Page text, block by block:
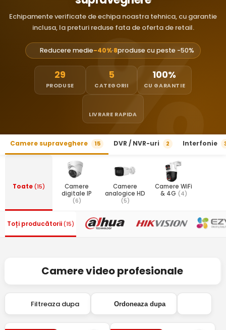
Echipamente verificate de echipa noastra tehnica, cu garantie
inclusa, la preturi reduse fata de oferta de retail.
Reducere medie-40%·8produse cu peste -50%
29
PRODUSE
5
CATEGORII
100%
CU GARANTIE
LIVRARE RAPIDA
Camere supraveghere 15 DVR / NVR-uri 2 Interfonie
Toate(15)
Camere
digitale IP
(6)
Camere
analogice HD
(5)
Camere WiFi
& 4G (4)
Toți producătorii (15)
Camere video profesionale
Filtreaza dupa Ordoneaza dupa